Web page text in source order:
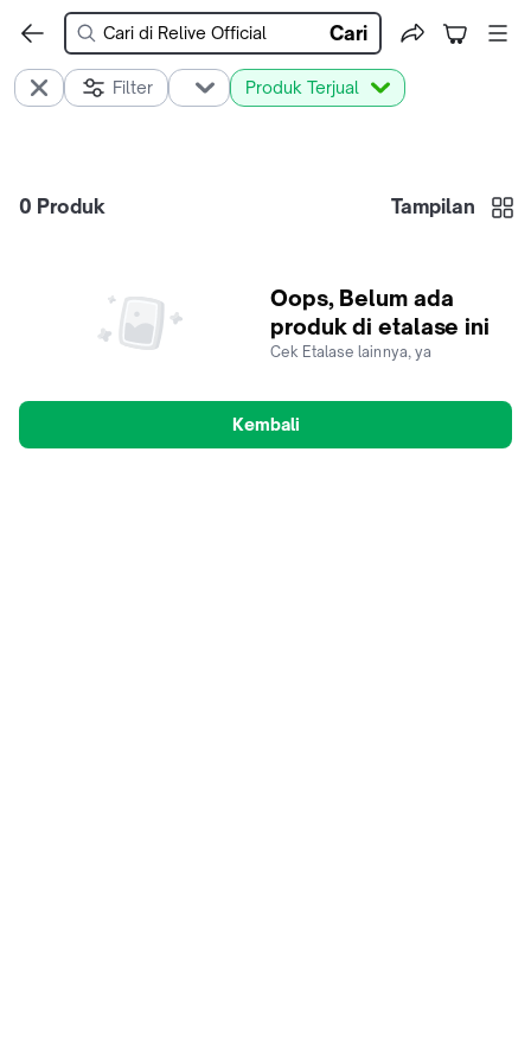
Cari
Filter Produk Terjual
0 Produk Tampilan
Oops, Belum ada
produk di etalase ini
Cek Etalase lainnya, ya
Kembali